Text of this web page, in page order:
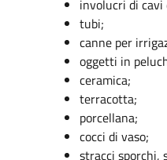
involucri di
tubi;
canne per
oggetti in
ceramica;
terracotta;
porcellana;
cocci di vaso;
stracci sporchi,